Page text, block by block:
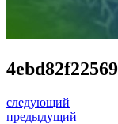
следующий
предыдущий